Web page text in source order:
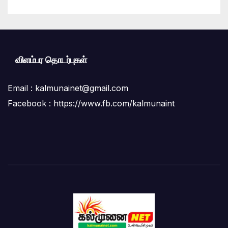
விளம்பர தொடர்புகள்
Email : kalmunainet@gmail.com
Facebook : https://www.fb.com/kalmunaint